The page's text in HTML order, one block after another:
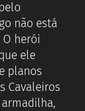
não está
herói
ele
planos
Cavaleiros